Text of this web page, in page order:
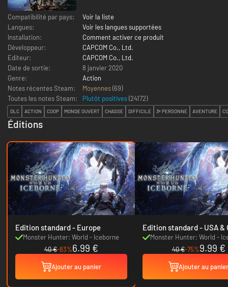
Compatibilité par pays:
Voir la liste
Langues:
Voir les langues supportées
Installation:
Comment activer ce produit
Développeur:
CAPCOM Co., Ltd.
Editeur:
CAPCOM Co., Ltd.
Date de sortie:
8 janvier 2020
Genre:
Action
Notes récentes Steam:
Moyennes(69)
Toutes les notes Steam:
Plutôt positives(24172)
DLC ACTION COOP MONDE OUVERT CHASSE DIFFICILE 3ᵉ PERSONNE AVENTURE
Éditions
Edition standard - Europe
Monster Hunter: World - Iceborne
40 €-83%6.99 €
Ajouter au panier
Edition standard
Monster Hunter: World -
40 €-75%9.99 €
Ajouter au panier